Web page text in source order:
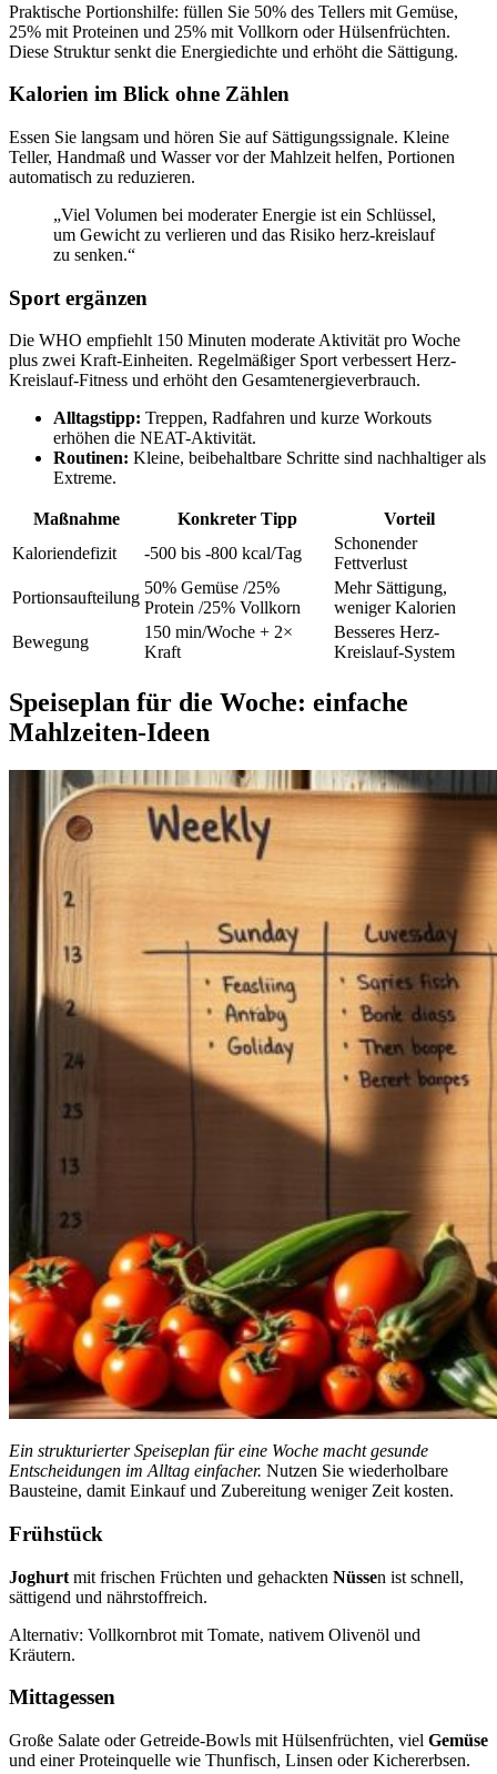
Praktische Portionshilfe: füllen Sie 50% des Tellers mit Gemüse,
25% mit Proteinen und 25% mit Vollkorn oder Hülsenfrüchten.
Diese Struktur senkt die Energiedichte und erhöht die Sättigung.
Kalorien im Blick ohne Zählen
Essen Sie langsam und hören Sie auf Sättigungssignale. Kleine
Teller, Handmaß und Wasser vor der Mahlzeit helfen, Portionen
automatisch zu reduzieren.
„Viel Volumen bei moderater Energie ist ein Schlüssel,
um Gewicht zu verlieren und das Risiko herz-kreislauf
zu senken.“
Sport ergänzen
Die WHO empfiehlt 150 Minuten moderate Aktivität pro Woche
plus zwei Kraft-Einheiten. Regelmäßiger Sport verbessert Herz-
Kreislauf-Fitness und erhöht den Gesamtenergieverbrauch.
Alltagstipp: Treppen, Radfahren und kurze Workouts
erhöhen die NEAT-Aktivität.
Routinen: Kleine, beibehaltbare Schritte sind nachhaltiger als
Extreme.
Maßnahme Konkreter Tipp
Vorteil
Kaloriendefizit
-500 bis -800 kcal/Tag
Schonender
Fettverlust
Portionsaufteilung
50% Gemüse /25%
Protein /25% Vollkorn
Mehr Sättigung,
weniger Kalorien
Bewegung
150 min/Woche + 2×
Kraft
Besseres Herz-
Kreislauf-System
Speiseplan für die Woche: einfache
Mahlzeiten-Ideen
Ein strukturierter Speiseplan für eine Woche macht gesunde
Entscheidungen im Alltag einfacher. Nutzen Sie wiederholbare
Bausteine, damit Einkauf und Zubereitung weniger Zeit kosten.
Frühstück
Joghurt mit frischen Früchten und gehackten Nüssen ist schnell,
sättigend und nährstoffreich.
Alternativ: Vollkornbrot mit Tomate, nativem Olivenöl und
Kräutern.
Mittagessen
Große Salate oder Getreide-Bowls mit Hülsenfrüchten, viel Gemüse
und einer Proteinquelle wie Thunfisch, Linsen oder Kichererbsen.